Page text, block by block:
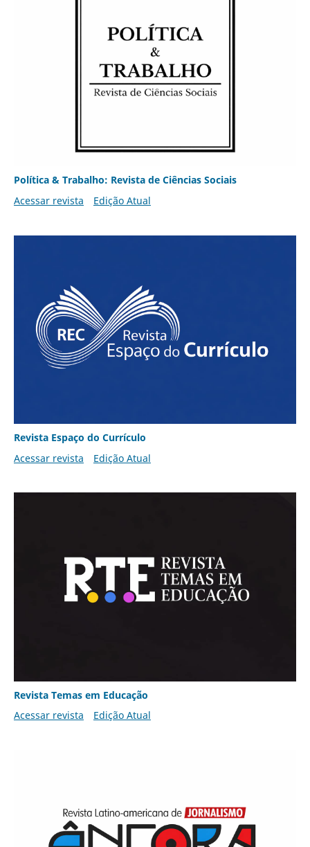
Política & Trabalho: Revista de Ciências Sociais
Acessar revista
Edição Atual
Revista Espaço do Currículo
Acessar revista
Edição Atual
Revista Temas em Educação
Acessar revista
Edição Atual